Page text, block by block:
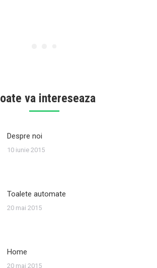
va intereseaza
Despre noi
10 iunie 2015
Toalete automate
20 mai 2015
Home
20 mai 2015